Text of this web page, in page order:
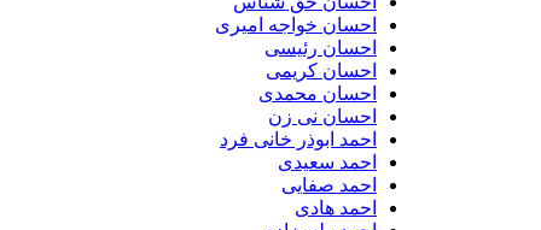
احسان خواجه امیری
احسان رئیسی
احسان کریمی
احسان محمدی
احسان نی زن
احمد ابوذر خانی فرد
احمد سعیدی
احمد صفایی
احمد هادی